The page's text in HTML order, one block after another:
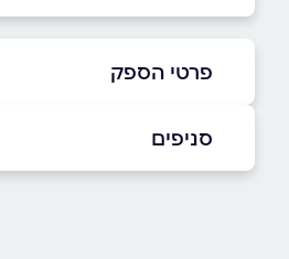
פרטי הספק
בפייסבוק
סניפים